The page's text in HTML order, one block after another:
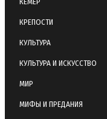
КРЕПОСТИ
КУЛЬТУРА
КУЛЬТУРА И ИСКУССТВО
МИР
МИФЫ И ПРЕДАНИЯ